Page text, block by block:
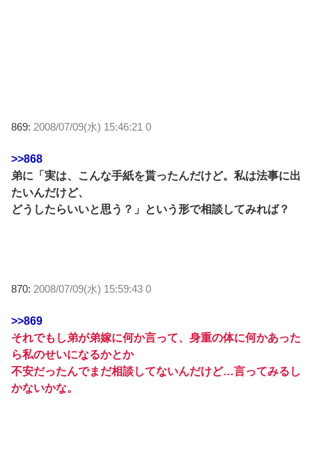
869: 2008/07/09(水) 15:46:21 0
>>868
弟に「実は、こんな手紙を貰ったんだけど。私は法事に出
たいんだけど、
どうしたらいいと思う？」という形で相談してみれば？
870: 2008/07/09(水) 15:59:43 0
>>869
それでもし弟が弟嫁に何か言って、身重の体に何かあった
ら私のせいになるかとか
不安だったんでまだ相談してないんだけど…言ってみるし
かないかな。